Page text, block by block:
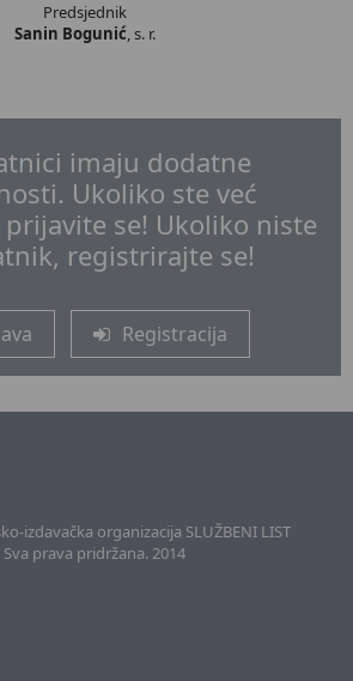
Predsjednik
Sanin Bogunić, s. r.
imaju dodatne
Ukoliko ste već
se! Ukoliko niste
registrirajte se!
Registracija
izdavačka organizacija SLUŽBENI LIST
Sva prava pridržana. 2014